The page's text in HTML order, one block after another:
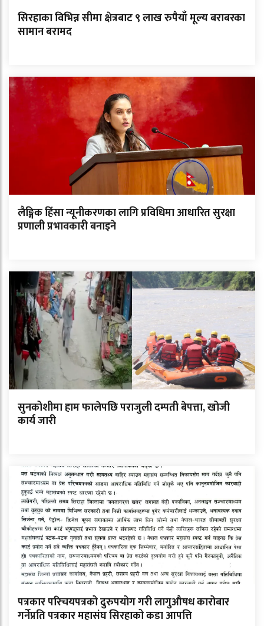
सिरहाका विभिन्न सीमा क्षेत्रबाट ९ लाख रुपैयाँ मूल्य बराबरका
सामान बरामद
लैङ्गिक हिंसा न्यूनीकरणका लागि प्रविधिमा आधारित सुरक्षा
प्रणाली प्रभावकारी बनाइने
सुनकोशीमा हाम फालेपछि पराजुली दम्पती बेपत्ता, खोजी
कार्य जारी
पत्रकार परिचयपत्रको दुरुपयोग गरी लागुऔषध कारोबार
गर्नेप्रति पत्रकार महासंघ सिरहाको कडा आपत्ति